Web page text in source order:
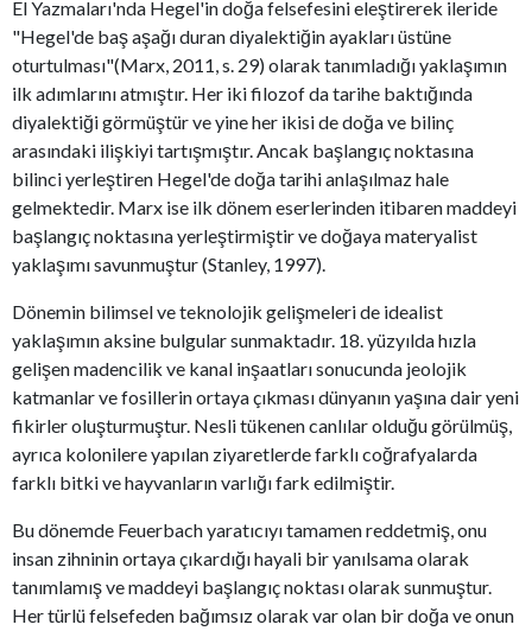
El Yazmaları'nda Hegel'in doğa felsefesini eleştirerek ileride
"Hegel'de baş aşağı duran diyalektiğin ayakları üstüne
oturtulması"(Marx, 2011, s. 29) olarak tanımladığı yaklaşımın
ilk adımlarını atmıştır. Her iki filozof da tarihe baktığında
diyalektiği görmüştür ve yine her ikisi de doğa ve bilinç
arasındaki ilişkiyi tartışmıştır. Ancak başlangıç noktasına
bilinci yerleştiren Hegel'de doğa tarihi anlaşılmaz hale
gelmektedir. Marx ise ilk dönem eserlerinden itibaren maddeyi
başlangıç noktasına yerleştirmiştir ve doğaya materyalist
yaklaşımı savunmuştur (Stanley, 1997).
Dönemin bilimsel ve teknolojik gelişmeleri de idealist
yaklaşımın aksine bulgular sunmaktadır. 18. yüzyılda hızla
gelişen madencilik ve kanal inşaatları sonucunda jeolojik
katmanlar ve fosillerin ortaya çıkması dünyanın yaşına dair yeni
fikirler oluşturmuştur. Nesli tükenen canlılar olduğu görülmüş,
ayrıca kolonilere yapılan ziyaretlerde farklı coğrafyalarda
farklı bitki ve hayvanların varlığı fark edilmiştir.
Bu dönemde Feuerbach yaratıcıyı tamamen reddetmiş, onu
insan zihninin ortaya çıkardığı hayali bir yanılsama olarak
tanımlamış ve maddeyi başlangıç noktası olarak sunmuştur.
Her türlü felsefeden bağımsız olarak var olan bir doğa ve onun